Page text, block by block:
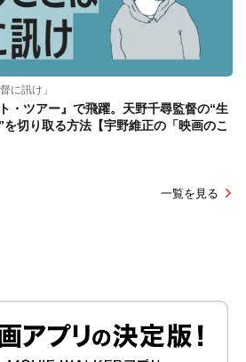
に訊け」
・ツアー』で飛躍。天野千尋監督の“生
切り取る方法【宇野維正の「映画のこ
一覧を見る